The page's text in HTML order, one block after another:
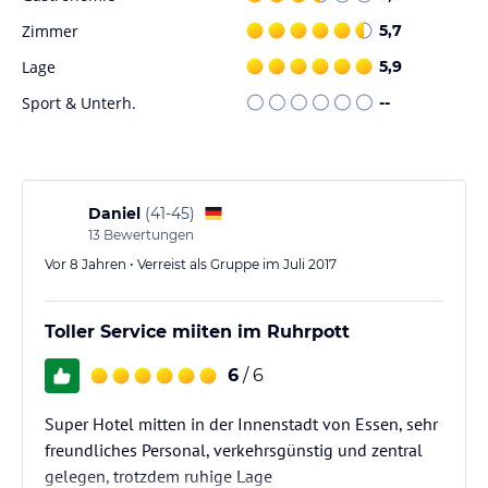
Im Ruhrtropolis Hostel können Sie sich im Tischtennis vergnügen
Reisenden auszutauschen. Die zentrale Lage des Hostels
ermöglicht es Ihnen auch, die nahe gelegenen
Sehenswürdigkeiten und Attraktionen zu erkunden.
Angaben ohne Gewähr. Bitte lies vor der Buchung die
verbindlichen Angebotsdetails
Zimmer 5,7
Lage 5,9
Sport & Unterh. --
Daniel (41-45)
13 Bewertungen
Vor 8 Jahren • Verreist als Gruppe im Juli 2017
Toller Service miiten im Ruhrpott
6 / 6
Super Hotel mitten in der Innenstadt von Essen, sehr
freundliches Personal, verkehrsgünstig und zentral
gelegen, trotzdem ruhige Lage